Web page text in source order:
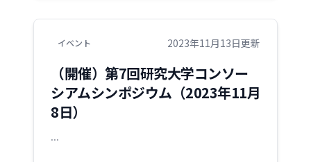
イベント 2023年11月13日更新
（開催）第7回研究大学コンソー
シアムシンポジウム（2023年11月
8日）
...